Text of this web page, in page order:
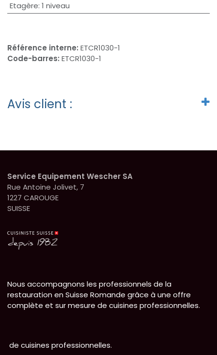
Etagère: 1 niveau
Référence interne: ETCR1030-1
Code-barres: ETCR1030-1
Avis client :
Service Equipement Wescher SA
Rue Antoine Jolivet, 7
1227 CAROUGE
SUISSE
Nous accompagnons les professionnels de la
restauration en Suisse Romande grâce à une offre
complète et sur mesure de cuisines professionnelles.
de cuisines professionnelles.